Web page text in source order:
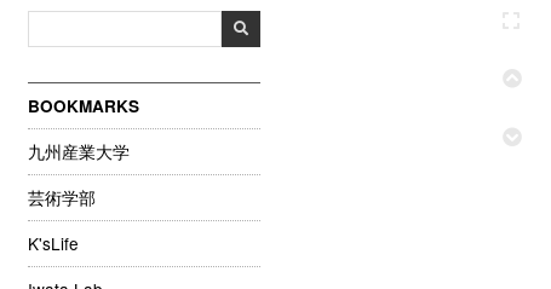
BOOKMARKS
九州産業大学
芸術学部
K'sLife